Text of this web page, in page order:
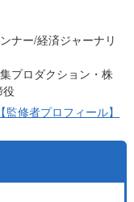
ナー/経済ジャーナリ
プロダクション・株
役
【監修者プロフィール】